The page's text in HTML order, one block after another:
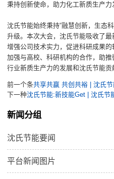
秉持创新使命，助力化工新质生产力
沈氏节能始终秉持“融慧创新，生态
升级。本次大会，沈氏节能吸收了
增强公司技术实力，促进科研成果
加强与高校、科研机构的合作，助
行业新质生产力的发展和沈氏节能贡
前一个条共享共赢 共创共裕 | 沈氏
下一种
新闻分组
沈氏节能要闻
平台新闻图片